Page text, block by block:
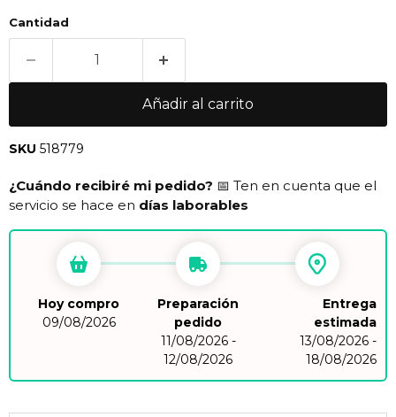
Cantidad
Añadir al carrito
SKU 518779
¿Cuándo recibiré mi pedido? 📅 Ten en cuenta que el
servicio se hace en días laborables
Hoy compro
09/08/2026
Preparación
pedido
11/08/2026 -
12/08/2026
Entrega
estimada
13/08/2026 -
18/08/2026